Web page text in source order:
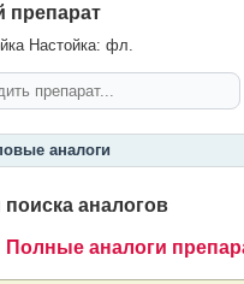
Настойка: фл.
аналоги
аналогов
Полные аналоги